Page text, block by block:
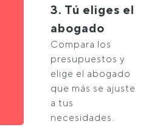
3. Tú eliges el
abogado
Compara los
presupuestos y
elige el abogado
que más se ajuste
a tus
necesidades.